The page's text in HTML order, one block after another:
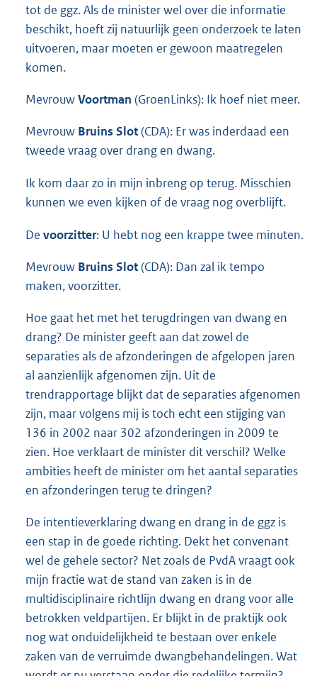
tot de ggz. Als de minister wel over die informatie
beschikt, hoeft zij natuurlijk geen onderzoek te laten
uitvoeren, maar moeten er gewoon maatregelen
komen.
MevrouwVoortman (GroenLinks): Ik hoef niet meer.
Mevrouw Bruins Slot(CDA): Er was inderdaad een
tweede vraag over drang en dwang.
Ik kom daar zo in mijn inbreng op terug. Misschien
kunnen we even kijken of de vraag nog overblijft.
De voorzitter: U hebt nog een krappe twee minuten.
Mevrouw Bruins Slot(CDA): Dan zal ik tempo
maken, voorzitter.
Hoe gaat het met het terugdringen van dwang en
drang? De minister geeft aan dat zowel de
separaties als de afzonderingen de afgelopen jaren
al aanzienlijk afgenomen zijn. Uit de
trendrapportage blijkt dat de separaties afgenomen
zijn, maar volgens mij is toch echt een stijging van
136 in 2002 naar 302 afzonderingen in 2009 te
zien. Hoe verklaart de minister dit verschil? Welke
ambities heeft de minister om het aantal separaties
en afzonderingen terug te dringen?
De intentieverklaring dwang en drang in de ggz is
een stap in de goede richting. Dekt het convenant
wel de gehele sector? Net zoals de PvdA vraagt ook
mijn fractie wat de stand van zaken is in de
multidisciplinaire richtlijn dwang en drang voor alle
betrokken veldpartijen. Er blijkt in de praktijk ook
nog wat onduidelijkheid te bestaan over enkele
zaken van de verruimde dwangbehandelingen. Wat